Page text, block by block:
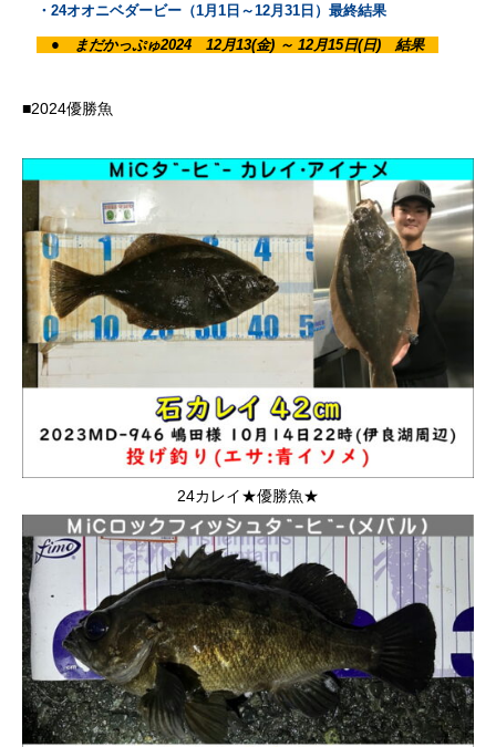
・24オオニベダービー （1月1日～12月31日 ）最終結果
● まだかっぷゅ2024 12月13(金) ～ 12月15日(日) 結果
■2024優勝魚
24カレイ★優勝魚★